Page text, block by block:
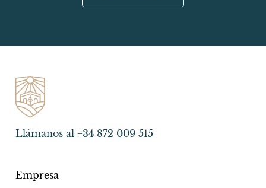
Llámanos al +34 872 009 515
Empresa